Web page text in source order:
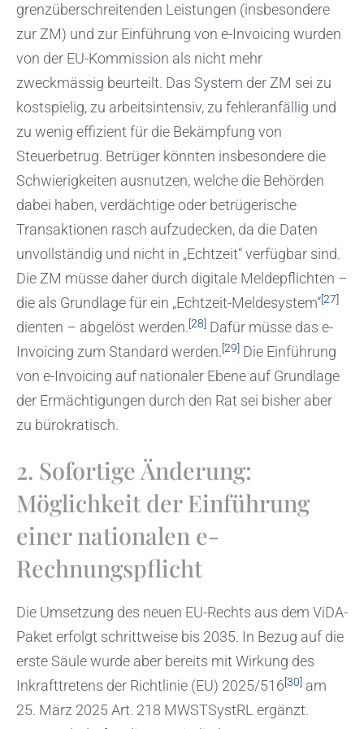
grenzüberschreitenden Leistungen (insbesondere
zur ZM) und zur Einführung von e-Invoicing wurden
von der EU-Kommission als nicht mehr
zweckmässig beurteilt. Das System der ZM sei zu
kostspielig, zu arbeitsintensiv, zu fehleranfällig und
zu wenig effizient für die Bekämpfung von
Steuerbetrug. Betrüger könnten insbesondere die
Schwierigkeiten ausnutzen, welche die Behörden
dabei haben, verdächtige oder betrügerische
Transaktionen rasch aufzudecken, da die Daten
unvollständig und nicht in „Echtzeit“ verfügbar sind.
Die ZM müsse daher durch digitale Meldepflichten –
die als Grundlage für ein „Echtzeit-Meldesystem“[27]
dienten – abgelöst werden.[28] Dafür müsse das e-
Invoicing zum Standard werden.[29] Die Einführung
von e-Invoicing auf nationaler Ebene auf Grundlage
der Ermächtigungen durch den Rat sei bisher aber
zu bürokratisch.
2. Sofortige Änderung:
Möglichkeit der Einführung
einer nationalen e-
Rechnungspflicht
Die Umsetzung des neuen EU-Rechts aus dem ViDA-
Paket erfolgt schrittweise bis 2035. In Bezug auf die
erste Säule wurde aber bereits mit Wirkung des
Inkrafttretens der Richtlinie (EU) 2025/516[30] am
25. März 2025 Art. 218 MWSTSystRL ergänzt.